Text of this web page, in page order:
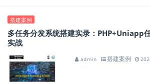
搭建案例
多任务分发系统搭建实录：PHP+Uniapp
实战
admin 搭建案例